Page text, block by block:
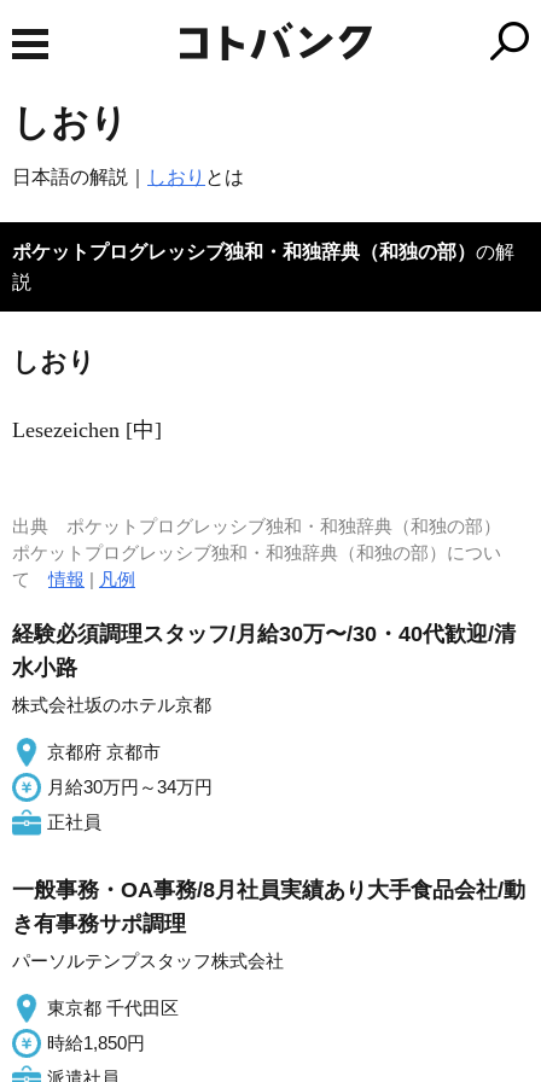
しおり
日本語の解説｜ しおり とは
ポケットプログレッシブ独和・和独辞典（和独の部） の解
説
しおり
Lesezeichen [中]
出典 ポケットプログレッシブ独和・和独辞典（和独の部）
ポケットプログレッシブ独和・和独辞典（和独の部）につい
て情報 | 凡例
経験必須調理スタッフ/月給30万〜/30・40代歓迎/清
水小路
株式会社坂のホテル京都
京都府 京都市
月給30万円～34万円
正社員
一般事務・OA事務/8月社員実績あり大手食品会社/動
き有事務サポ調理
パーソルテンプスタッフ株式会社
東京都 千代田区
時給1,850円
派遣社員